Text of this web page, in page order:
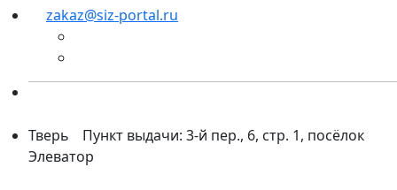
zakaz@siz-portal.ru
Тверь
Пункт выдачи: 3-й пер., 6, стр. 1, посёлок
Элеватор